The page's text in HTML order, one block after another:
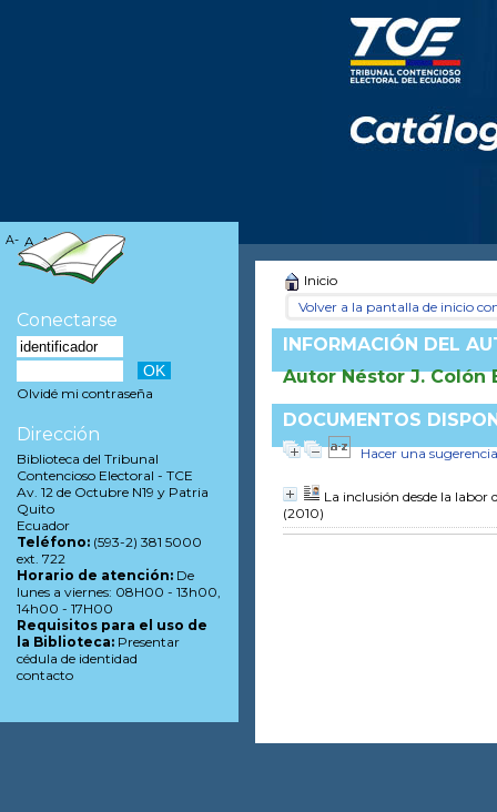
Inicio
Volver a la pantalla de inicio
INFORMACIÓN DEL
Autor Néstor J. Colón
DOCUMENTOS
Hacer una sugerencia
La inclusión desde la labor
(2010)
A- A A+
Conectarse
Olvidé mi contraseña
Dirección
Biblioteca del Tribunal
Contencioso Electoral - TCE
Av. 12 de Octubre N19 y Patria
Quito
Ecuador
Teléfono: (593-2) 381 5000
ext. 722
Horario de atención: De
lunes a viernes: 08H00 - 13h00,
14h00 - 17H00
Requisitos para el uso de
la Biblioteca: Presentar
cédula de identidad
contacto